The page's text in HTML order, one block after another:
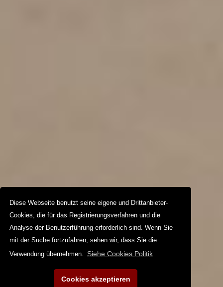
Diese Webseite benutzt seine eigene und Drittanbieter-
Cookies, die für das Registrierungsverfahren und die
Analyse der Benutzerführung erforderlich sind. Wenn Sie
mit der Suche fortzufahren, sehen wir, dass Sie die
Verwendung übernehmen. Siehe Cookies Politik
Cookies akzeptieren